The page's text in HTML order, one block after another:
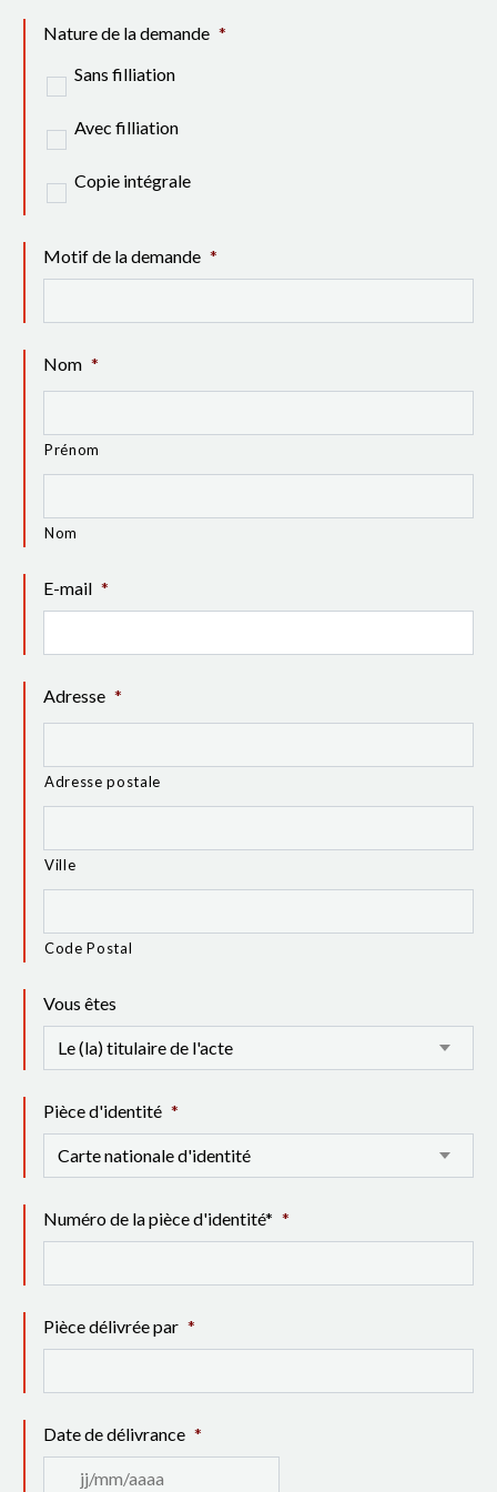
Nature de la demande *
Sans filliation
Avec filliation
Copie intégrale
Motif de la demande *
Nom *
Prénom
Nom
E-mail *
Adresse *
Adresse postale
Ville
Code Postal
Vous êtes
Pièce d'identité *
Numéro de la pièce d'identité* *
Pièce délivrée par *
Date de délivrance *